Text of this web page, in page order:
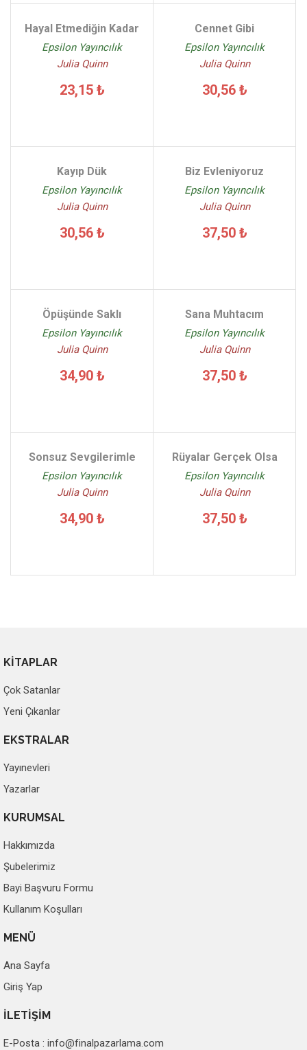
Hayal Etmediğin Kadar
Epsilon Yayıncılık
Julia Quinn
23,15 ₺
Cennet Gibi
Epsilon Yayıncılık
Julia Quinn
30,56 ₺
Kayıp Dük
Epsilon Yayıncılık
Julia Quinn
30,56 ₺
Biz Evleniyoruz
Epsilon Yayıncılık
Julia Quinn
37,50 ₺
Öpüşünde Saklı
Epsilon Yayıncılık
Julia Quinn
34,90 ₺
Sana Muhtacım
Epsilon Yayıncılık
Julia Quinn
37,50 ₺
Sonsuz Sevgilerimle
Epsilon Yayıncılık
Julia Quinn
34,90 ₺
Rüyalar Gerçek Olsa
Epsilon Yayıncılık
Julia Quinn
37,50 ₺
KİTAPLAR
Çok Satanlar
Yeni Çıkanlar
EKSTRALAR
Yayınevleri
Yazarlar
KURUMSAL
Hakkımızda
Şubelerimiz
Bayi Başvuru Formu
Kullanım Koşulları
MENÜ
Ana Sayfa
Giriş Yap
İLETİŞİM
E-Posta : info@finalpazarlama.com